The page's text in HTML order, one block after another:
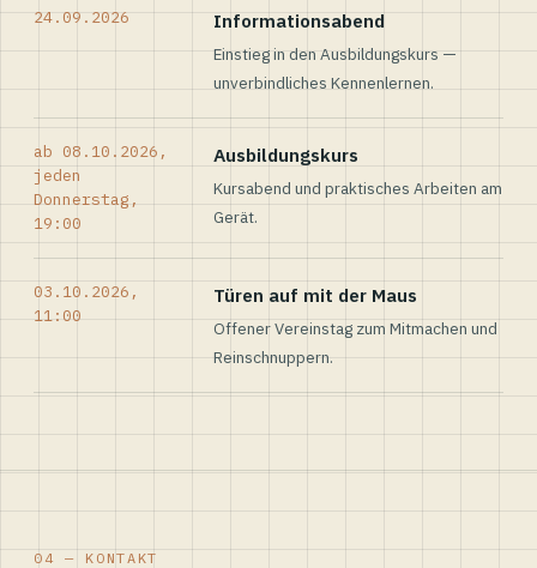
24.09.2026 Informationsabend
Einstieg in den Ausbildungskurs —
unverbindliches Kennenlernen.
ab 08.10.2026,
jeden
Donnerstag,
19:00
Ausbildungskurs
Kursabend und praktisches Arbeiten am
Gerät.
03.10.2026,
11:00
Türen auf mit der Maus
Offener Vereinstag zum Mitmachen und
Reinschnuppern.
04 — KONTAKT